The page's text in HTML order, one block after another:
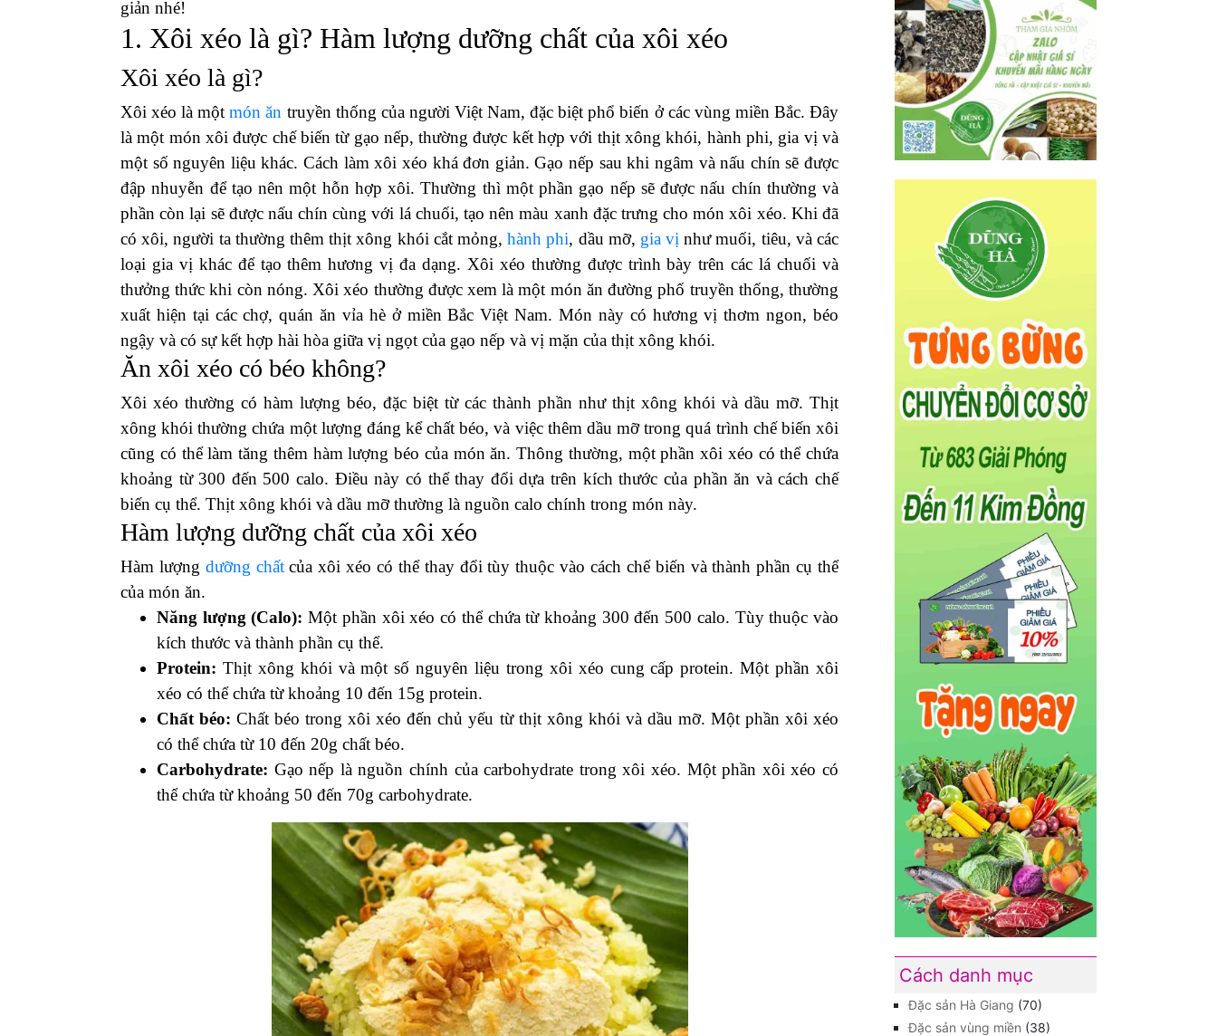
giản nhé!
1. Xôi xéo là gì? Hàm lượng dưỡng chất của xôi xéo
Xôi xéo là gì?
Xôi xéo là mộtmón ăn truyền thống của người Việt Nam, đặc biệt phổ biến ở các vùng miền Bắc. Đây
là một món xôi được chế biến từ gạo nếp, thường được kết hợp với thịt xông khói, hành phi, gia vị và
một số nguyên liệu khác. Cách làm xôi xéo khá đơn giản. Gạo nếp sau khi ngâm và nấu chín sẽ được
đập nhuyễn để tạo nên một hỗn hợp xôi. Thường thì một phần gạo nếp sẽ được nấu chín thường và
phần còn lại sẽ được nấu chín cùng với lá chuối, tạo nên màu xanh đặc trưng cho món xôi xéo. Khi đã
có xôi, người ta thường thêm thịt xông khói cắt mỏng,hành phi, dầu mỡ, gia vị như muối, tiêu, và các
loại gia vị khác để tạo thêm hương vị đa dạng. Xôi xéo thường được trình bày trên các lá chuối và
thưởng thức khi còn nóng. Xôi xéo thường được xem là một món ăn đường phố truyền thống, thường
xuất hiện tại các chợ, quán ăn vỉa hè ở miền Bắc Việt Nam. Món này có hương vị thơm ngon, béo
ngậy và có sự kết hợp hài hòa giữa vị ngọt của gạo nếp và vị mặn của thịt xông khói.
Ăn xôi xéo có béo không?
Xôi xéo thường có hàm lượng béo, đặc biệt từ các thành phần như thịt xông khói và dầu mỡ. Thịt
xông khói thường chứa một lượng đáng kể chất béo, và việc thêm dầu mỡ trong quá trình chế biến xôi
cũng có thể làm tăng thêm hàm lượng béo của món ăn. Thông thường, một phần xôi xéo có thể chứa
khoảng từ 300 đến 500 calo. Điều này có thể thay đổi dựa trên kích thước của phần ăn và cách chế
biến cụ thể. Thịt xông khói và dầu mỡ thường là nguồn calo chính trong món này.
Hàm lượng dưỡng chất của xôi xéo
Hàm lượng dưỡng chấtcủa xôi xéo có thể thay đổi tùy thuộc vào cách chế biến và thành phần cụ thể
của món ăn.
Năng lượng (Calo): Một phần xôi xéo có thể chứa từ khoảng 300 đến 500 calo. Tùy thuộc vào
kích thước và thành phần cụ thể.
Protein: Thịt xông khói và một số nguyên liệu trong xôi xéo cung cấp protein. Một phần xôi
xéo có thể chứa từ khoảng 10 đến 15g protein.
Chất béo: Chất béo trong xôi xéo đến chủ yếu từ thịt xông khói và dầu mỡ. Một phần xôi xéo
có thể chứa từ 10 đến 20g chất béo.
Carbohydrate: Gạo nếp là nguồn chính của carbohydrate trong xôi xéo. Một phần xôi xéo có
thể chứa từ khoảng 50 đến 70g carbohydrate.
Cách danh mục
Đặc sản Hà Giang (70)
Đặc sản vùng miền (38)